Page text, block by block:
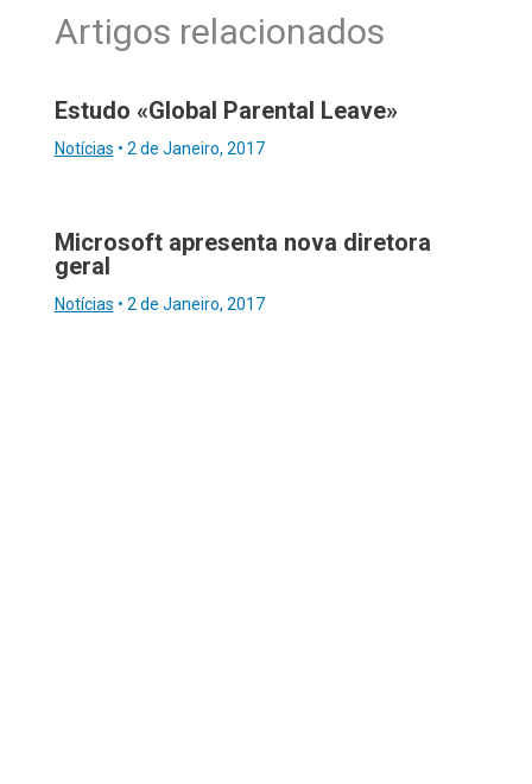
Artigos relacionados
Estudo «Global Parental Leave»
Notícias • 2 de Janeiro, 2017
Microsoft apresenta nova diretora
geral
Notícias • 2 de Janeiro, 2017